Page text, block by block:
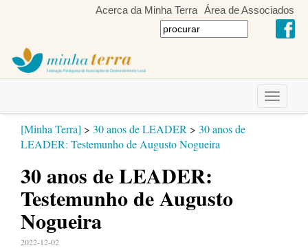
Acerca da Minha Terra Área de Associados
Toggle
[Minha Terra] > 30 anos de LEADER > 30 anos de
LEADER: Testemunho de Augusto Nogueira
30 anos de LEADER:
Testemunho de Augusto
Nogueira
2022-12-02